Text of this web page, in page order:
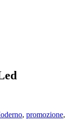
, promozione,